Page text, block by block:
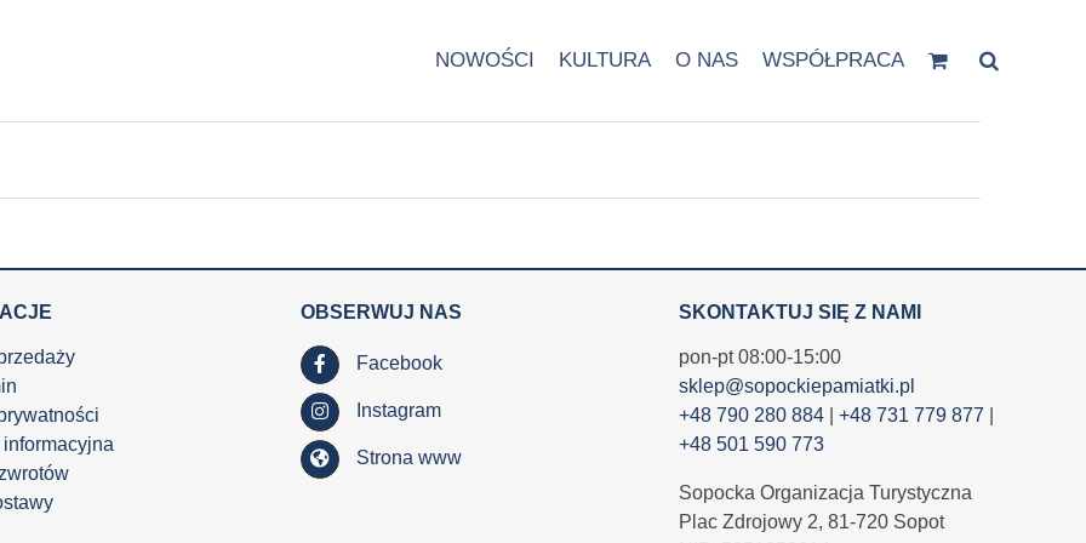
NOWOŚCI KULTURA O NAS WSPÓŁPRACA
OBSERWUJ NAS
Facebook
Instagram
Strona www
SKONTAKTUJ SIĘ Z NAMI
pon-pt 08:00-15:00
sklep@sopockiepamiatki.pl
+48 790 280 884| +48 731 779 877
+48 501 590 773
Sopocka Organizacja Turystyczna
Plac Zdrojowy 2, 81-720 Sopot